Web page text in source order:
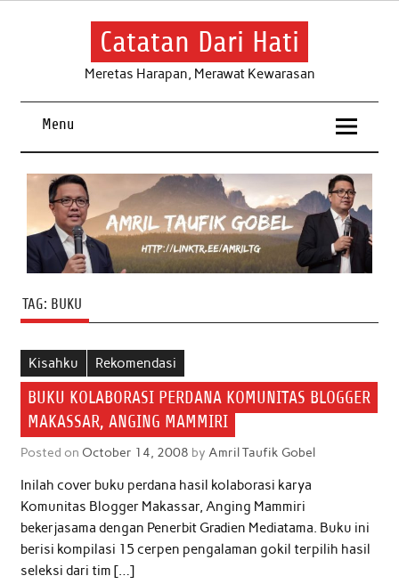
Skip
Catatan Dari Hati
Meretas Harapan, Merawat Kewarasan
Menu
TAG: BUKU
Kisahku Rekomendasi
BUKU KOLABORASI PERDANA KOMUNITAS BLOGGER
MAKASSAR, ANGING MAMMIRI
Posted on October 14, 2008 by Amril Taufik Gobel
Inilah cover buku perdana hasil kolaborasi karya
Komunitas Blogger Makassar, Anging Mammiri
bekerjasama dengan Penerbit Gradien Mediatama. Buku ini
berisi kompilasi 15 cerpen pengalaman gokil terpilih hasil
seleksi dari tim […]